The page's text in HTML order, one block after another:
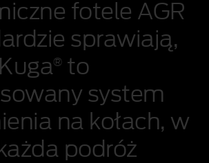
fotele AGR
sprawiają,
®to
system
na kołach, w
podróż